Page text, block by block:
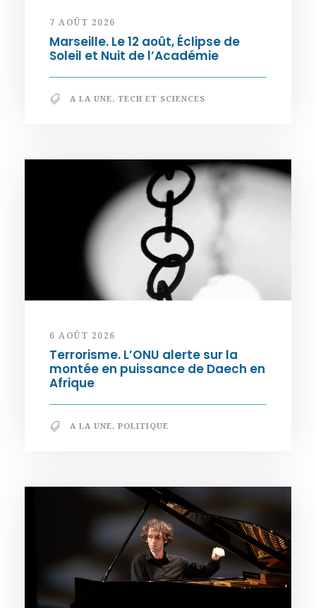
7 AOÛT 2026
Marseille. Le 12 août, Éclipse de
Soleil et Nuit de l’Académie
A LA UNE, TECH ET SCIENCES
6 AOÛT 2026
Terrorisme. L’ONU alerte sur la
montée en puissance de Daech en
Afrique
A LA UNE, POLITIQUE